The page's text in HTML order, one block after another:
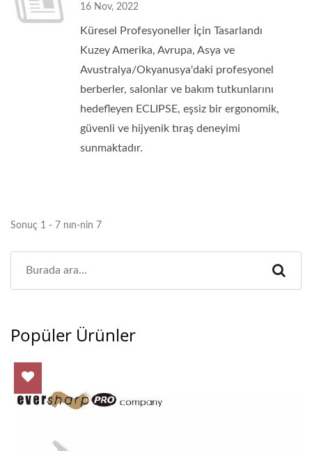
16 Nov, 2022
Küresel Profesyoneller İçin Tasarlandı
Kuzey Amerika, Avrupa, Asya ve
Avustralya/Okyanusya'daki profesyonel
berberler, salonlar ve bakım tutkunlarını
hedefleyen ECLIPSE, eşsiz bir ergonomik,
güvenli ve hijyenik tıraş deneyimi
sunmaktadır.
Sonuç 1 - 7 nın-nin 7
Popüler Ürünler